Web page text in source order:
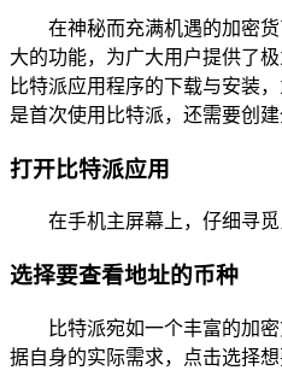
在神秘而充满机遇的加密
大的功能，为广大用户提供了
比特派应用程序的下载与安装
是首次使用比特派，还需要创
打开比特派应用
在手机主屏幕上，仔细寻
选择要查看地址的币种
比特派宛如一个丰富的加
据自身的实际需求，点击选择